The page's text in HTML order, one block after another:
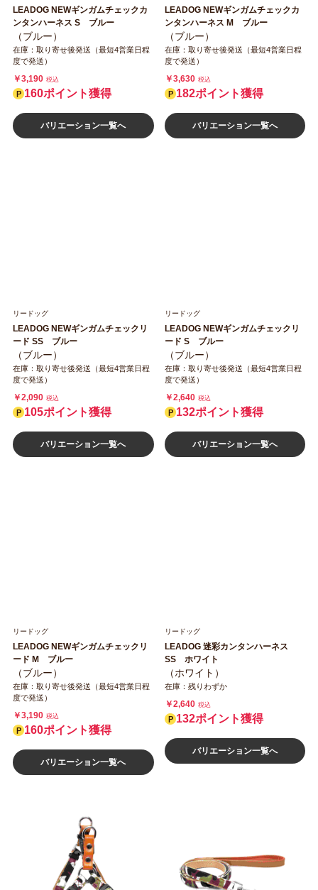
LEADOG NEWギンガムチェックカ
ンタンハーネス S ブルー
（ブルー）
在庫：取り寄せ後発送（最短4営業日程
度で発送）
￥3,190 税込
160ポイント獲得
バリエーション一覧へ
LEADOG NEWギンガムチェックカ
ンタンハーネス M ブルー
（ブルー）
在庫：取り寄せ後発送（最短4営業日程
度で発送）
￥3,630 税込
182ポイント獲得
バリエーション一覧へ
リードッグ
LEADOG NEWギンガムチェックリ
ード SS ブルー
（ブルー）
在庫：取り寄せ後発送（最短4営業日程
度で発送）
￥2,090 税込
105ポイント獲得
バリエーション一覧へ
リードッグ
LEADOG NEWギンガムチェックリ
ード S ブルー
（ブルー）
在庫：取り寄せ後発送（最短4営業日程
度で発送）
￥2,640 税込
132ポイント獲得
バリエーション一覧へ
リードッグ
LEADOG NEWギンガムチェックリ
ード M ブルー
（ブルー）
在庫：取り寄せ後発送（最短4営業日程
度で発送）
￥3,190 税込
160ポイント獲得
バリエーション一覧へ
リードッグ
LEADOG 迷彩カンタンハーネス
SS ホワイト
（ホワイト）
在庫：残りわずか
￥2,640 税込
132ポイント獲得
バリエーション一覧へ